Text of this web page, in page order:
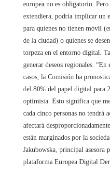
europea no es obligatorio. Pero
extendiera, podría implicar un
para quienes no tienen móvil
de la ciudad) o quienes se
torpeza en el entorno digital.
generar deseos regionales.
casos, la Comisión ha
del 80% del papel digital para
optimista. Esto significa que
cada cinco personas no tendrá
afectará
están marginados por la
Jakubowska, principal asesora
plataforma Europea Digital